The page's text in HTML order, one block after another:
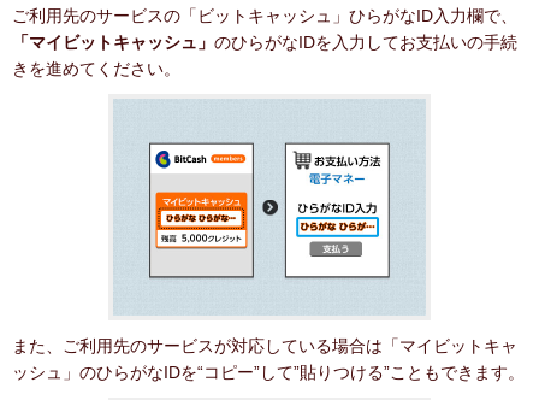
ご利用先のサービスの「ビットキャッシュ」ひらがなID入力欄で、
「マイビットキャッシュ」 のひらがなIDを入力してお支払いの手続
きを進めてください。
また、ご利用先のサービスが対応している場合は「マイビットキャ
ッシュ」のひらがなIDを“コピー”して”貼りつける”こともできます。